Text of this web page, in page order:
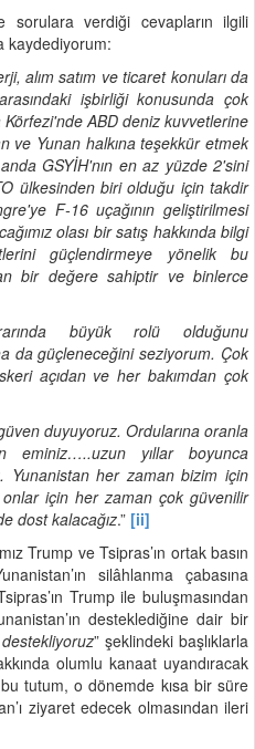
sorulara verdiği cevapların ilgili
kaydediyorum:
alım satım ve ticaret konuları da
işbirliği konusunda çok
ABD deniz kuvvetlerine
ve Yunan halkına teşekkür etmek
GSYİH'nın en az yüzde 2'sini
ülkesinden biri olduğu için takdir
F-16 uçağının geliştirilmesi
olası bir satış hakkında bilgi
güçlendirmeye yönelik bu
bir değere sahiptir ve binlerce
büyük rolü olduğunu
da güçleneceğini seziyorum. Çok
açıdan ve her bakımdan çok
duyuyoruz. Ordularına oranla
eminiz…..uzun yıllar boyunca
Yunanistan her zaman bizim için
için her zaman çok güvenilir
dost kalacağız.” [ii]
Trump ve Tsipras’ın ortak basın
silâhlanma çabasına
Trump ile buluşmasından
desteklediğine dair bir
destekliyoruz” şeklindeki başlıklarla
olumlu kanaat uyandıracak
tutum, o dönemde kısa bir süre
ziyaret edecek olmasından ileri